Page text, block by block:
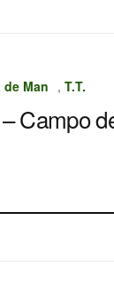
de Man ,T.T.
Campo